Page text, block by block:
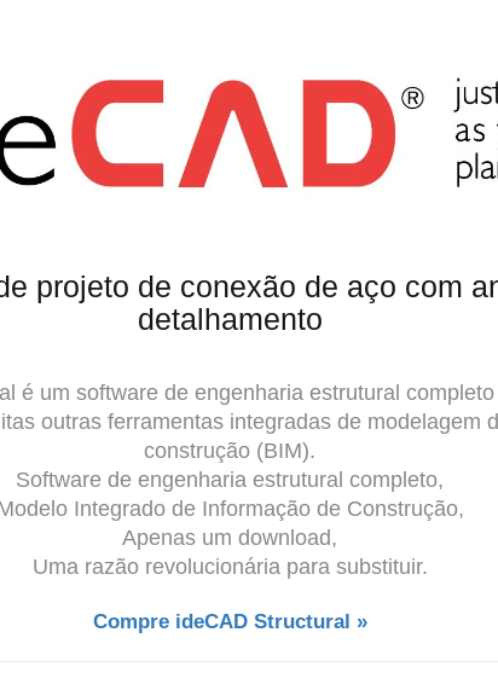
projeto de conexão de aço com
detalhamento
é um software de engenharia estrutural
outras ferramentas integradas de modelagem
construção (BIM).
Software de engenharia estrutural completo,
Integrado de Informação de Construção,
Apenas um download,
Uma razão revolucionária para substituir.
Compre ideCAD Structural »